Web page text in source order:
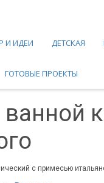
И ИДЕИ ДЕТСКАЯ
ГОТОВЫЕ ПРОЕКТЫ
ванной
с примесью